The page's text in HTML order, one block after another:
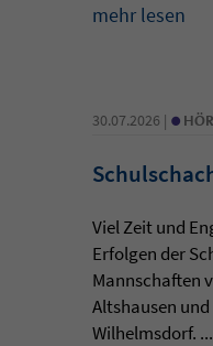
mehr lesen
30.07.2026 | •
Viel Zeit und
Erfolgen der
Mannschaften
Altshausen
Wilhelmsdorf. ...